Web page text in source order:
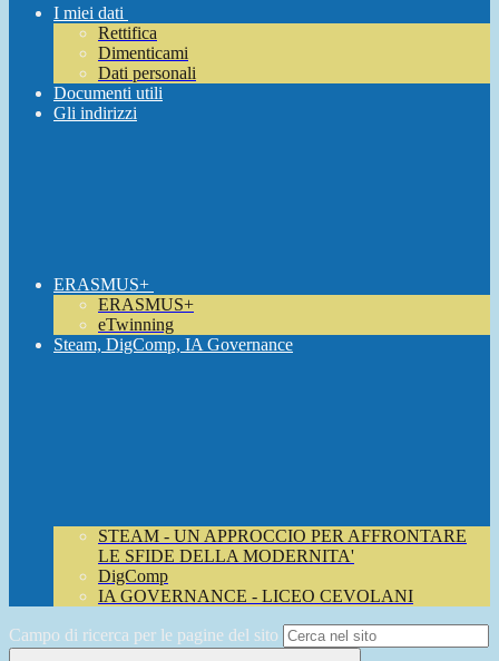
I miei dati
Rettifica
Dimenticami
Dati personali
Documenti utili
Gli indirizzi
ERASMUS+
ERASMUS+
eTwinning
Steam, DigComp, IA Governance
STEAM - UN APPROCCIO PER AFFRONTARE
LE SFIDE DELLA MODERNITA'
DigComp
IA GOVERNANCE - LICEO CEVOLANI
Campo di ricerca per le pagine del sito